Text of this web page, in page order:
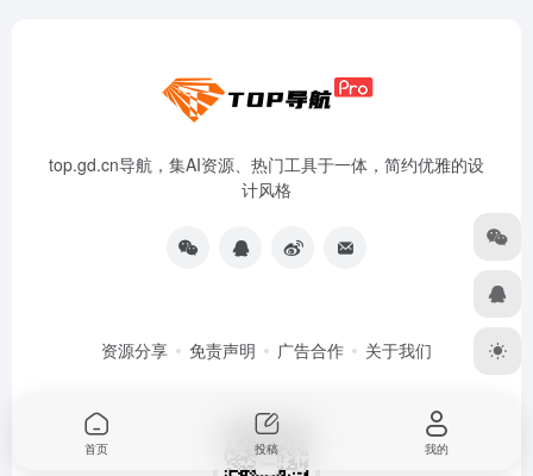
top.gd.cn导航，集AI资源、热门工具于一体，简约优雅的设
计风格
资源分享 免责声明 广告合作 关于我们
首页 投稿 我的